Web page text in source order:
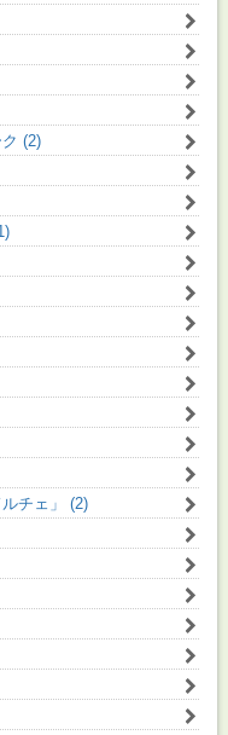
(2)
チェ」 (2)